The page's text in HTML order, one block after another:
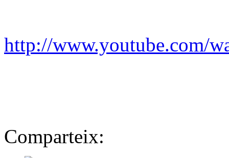
http://www.youtube.com/
Comparteix: